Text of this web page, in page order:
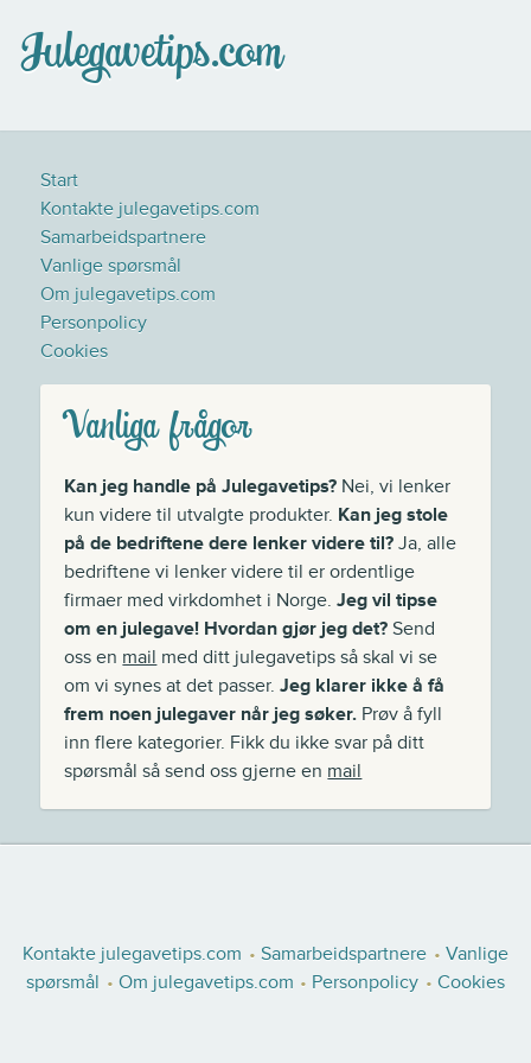
Julegavetips.com
Start
Kontakte julegavetips.com
Samarbeidspartnere
Vanlige spørsmål
Om julegavetips.com
Personpolicy
Cookies
Vanliga frågor
Kan jeg handle på Julegavetips? Nei, vi lenker
kun videre til utvalgte produkter. Kan jeg stole
på de bedriftene dere lenker videre til? Ja, alle
bedriftene vi lenker videre til er ordentlige
firmaer med virkdomhet i Norge.Jeg vil tipse
om en julegave! Hvordan gjør jeg det? Send
oss en mail med ditt julegavetips så skal vi se
om vi synes at det passer.Jeg klarer ikke å få
frem noen julegaver når jeg søker. Prøv å fyll
inn flere kategorier. Fikk du ikke svar på ditt
spørsmål så send oss gjerne en mail
Kontakte julegavetips.com Samarbeidspartnere
Vanlige
spørsmål
Om julegavetips.com Personpolicy Cookies